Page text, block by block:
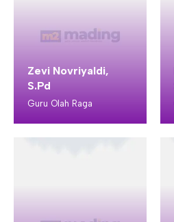
Zevi Novriyaldi,
S.Pd
Guru Olah Raga